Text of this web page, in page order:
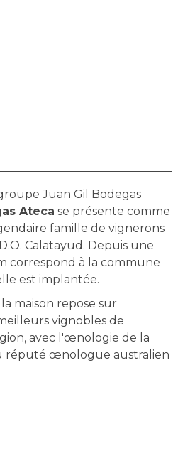
Juan Gil Bodegas
Ateca se présente comme
famille de vignerons
Calatayud. Depuis une
correspond à la commune
est implantée.
maison repose sur
vignobles de
avec l'œnologie de la
réputé œnologue australien